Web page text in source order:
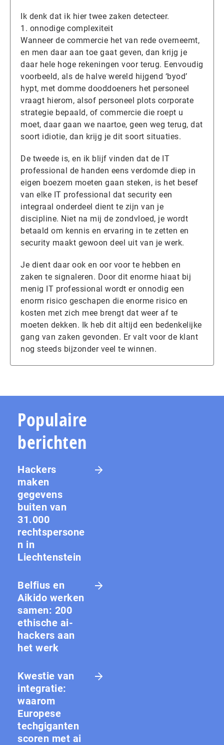
Ik denk dat ik hier twee zaken detecteer.
1. onnodige complexiteit
Wanneer de commercie het van rede overneemt,
en men daar aan toe gaat geven, dan krijg je
daar hele hoge rekeningen voor terug. Eenvoudig
voorbeeld, als de halve wereld hijgend ‘byod’
hypt, met domme dooddoeners het personeel
vraagt hierom, alsof personeel plots corporate
strategie bepaald, of commercie die roept u
moet, daar gaan we naartoe, geen weg terug, dat
soort idiotie, dan krijg je dit soort situaties.
De tweede is, en ik blijf vinden dat de IT
professional de handen eens verdomde diep in
eigen boezem moeten gaan steken, is het besef
van elke IT professional dat security een
integraal onderdeel dient te zijn van je
discipline. Niet na mij de zondvloed, je wordt
betaald om kennis en ervaring in te zetten en
security maakt gewoon deel uit van je werk.
Je dient daar ook en oor voor te hebben en
zaken te signaleren. Door dit enorme hiaat bij
menig IT professional wordt er onnodig een
enorm risico geschapen die enorme risico en
kosten met zich mee brengt dat weer af te
moeten dekken. Ik heb dit altijd een bedenkelijke
gang van zaken gevonden. Er valt voor de klant
nog steeds bijzonder veel te winnen.
Populaire
berichten
Hackers
maken
gegevens
buiten van
31.000
rechtspersone
n in
Liechtenstein
Belfius en
Aikido werken
samen: 200
ethische ai-
hackers aan
het werk
Kwestie van
integratie:
waarom
Europese
techgiganten
scoren met ai